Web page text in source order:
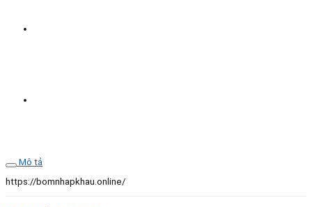
Mô tả
https://bomnhapkhau.online/